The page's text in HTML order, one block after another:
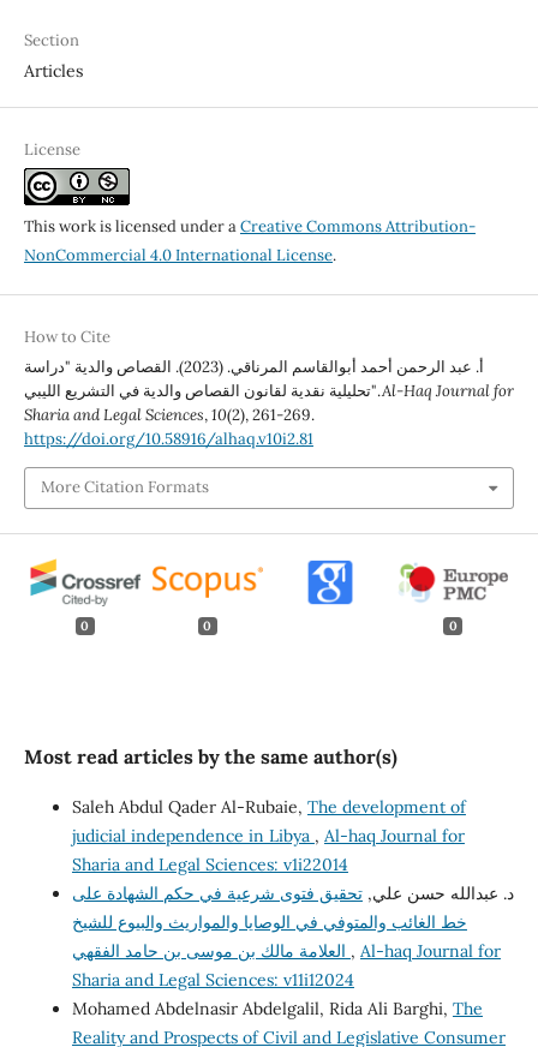
Section
Articles
License
This work is licensed under aCreative Commons Attribution-
NonCommercial 4.0 International License.
How to Cite
أ. عبد الرحمن أحمد أبوالقاسم المرناقي. (2023). القصاص والدية "دراسة
تحليلية نقدية لقانون القصاص والدية في التشريع الليبي".Al-Haq Journal for
Sharia and Legal Sciences,10(2), 261-269.
https://doi.org/10.58916/alhaq.v10i2.81
More Citation Formats
0 0 0
Most read articles by the same author(s)
Saleh Abdul Qader Al-Rubaie, The development of
judicial independence in Libya , Al-haq Journal for
Sharia and Legal Sciences: v1i22014
د. عبدالله حسن علي,تحقيق فتوى شرعية في حكم الشهادة على
خط الغائب والمتوفي في الوصايا والمواريث والبيوع للشيخ
, Al-haq Journal for
Sharia and Legal Sciences: v11i12024
Mohamed Abdelnasir Abdelgalil, Rida Ali Barghi, The
Reality and Prospects of Civil and Legislative Consumer